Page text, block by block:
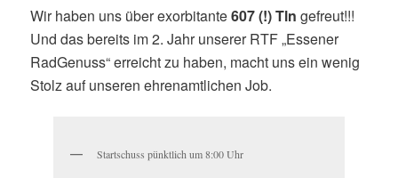
Wir haben uns über exorbitante607 (!) Tln gefreut!!!
Und das bereits im 2. Jahr unserer RTF „Essener
RadGenuss“ erreicht zu haben, macht uns ein wenig
Stolz auf unseren ehrenamtlichen Job.
Startschuss pünktlich um 8:00 Uhr